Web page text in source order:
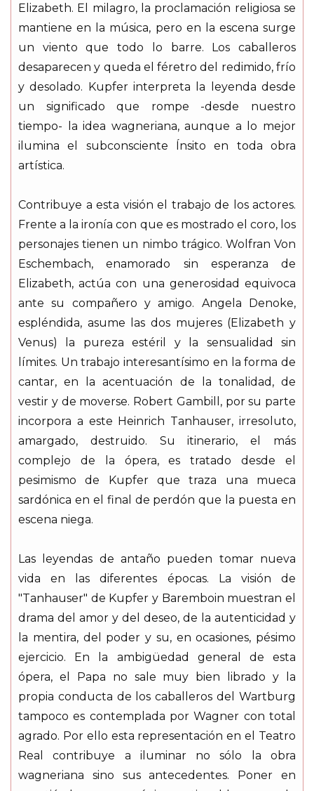
Elizabeth. El milagro, la proclamación religiosa se
mantiene en la música, pero en la escena surge
un viento que todo lo barre. Los caballeros
desaparecen y queda el féretro del redimido, frío
y desolado. Kupfer interpreta la leyenda desde
un significado que rompe -desde nuestro
tiempo- la idea wagneriana, aunque a lo mejor
ilumina el subconsciente Ínsito en toda obra
artística.
Contribuye a esta visión el trabajo de los actores.
Frente a la ironía con que es mostrado el coro, los
personajes tienen un nimbo trágico. Wolfran Von
Eschembach, enamorado sin esperanza de
Elizabeth, actúa con una generosidad equivoca
ante su compañero y amigo. Angela Denoke,
espléndida, asume las dos mujeres (Elizabeth y
Venus) la pureza estéril y la sensualidad sin
límites. Un trabajo interesantísimo en la forma de
cantar, en la acentuación de la tonalidad, de
vestir y de moverse. Robert Gambill, por su parte
incorpora a este Heinrich Tanhauser, irresoluto,
amargado, destruido. Su itinerario, el más
complejo de la ópera, es tratado desde el
pesimismo de Kupfer que traza una mueca
sardónica en el final de perdón que la puesta en
escena niega.
Las leyendas de antaño pueden tomar nueva
vida en las diferentes épocas. La visión de
"Tanhauser" de Kupfer y Baremboin muestran el
drama del amor y del deseo, de la autenticidad y
la mentira, del poder y su, en ocasiones, pésimo
ejercicio. En la ambigüedad general de esta
ópera, el Papa no sale muy bien librado y la
propia conducta de los caballeros del Wartburg
tampoco es contemplada por Wagner con total
agrado. Por ello esta representación en el Teatro
Real contribuye a iluminar no sólo la obra
wagneriana sino sus antecedentes. Poner en